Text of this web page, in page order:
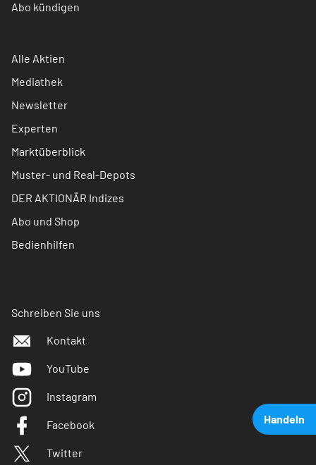
Handeln
Abo kündigen
Alle Aktien
Mediathek
Newsletter
Experten
Marktüberblick
Muster- und Real-Depots
DER AKTIONÄR Indizes
Abo und Shop
Bedienhilfen
Schreiben Sie uns
Kontakt
YouTube
Instagram
Facebook
Twitter